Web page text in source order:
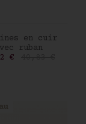
AU PANIER
en cuir
ruban
€